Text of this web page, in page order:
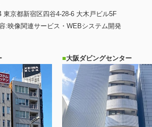
東京都新宿区四谷4-28-6 大木戸ビル5F
:映像関連サービス・WEBシステム開発
大阪ダビングセンター